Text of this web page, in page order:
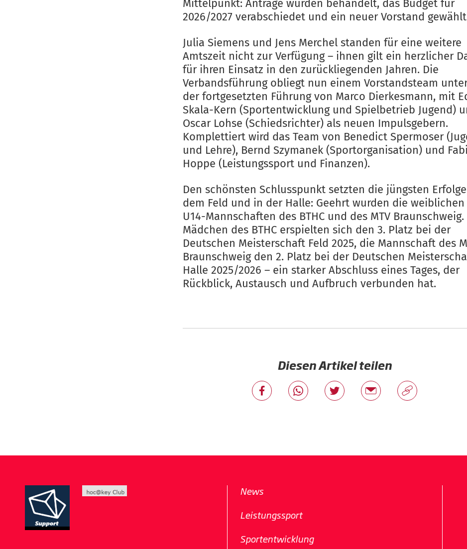
Mittelpunkt: Anträge wurden behandelt, das Budget für
2026/2027 verabschiedet und ein neuer Vorstand
Julia Siemens und Jens Merchel standen für eine weitere
Amtszeit nicht zur Verfügung – ihnen gilt ein herzlicher
für ihren Einsatz in den zurückliegenden Jahren. Die
Verbandsführung obliegt nun einem Vorstandsteam
der fortgesetzten Führung von Marco Dierkesmann, mit
Skala-Kern (Sportentwicklung und Spielbetrieb Jugend)
Oscar Lohse (Schiedsrichter) als neuen Impulsgebern.
Komplettiert wird das Team von Benedict Spermoser
und Lehre), Bernd Szymanek (Sportorganisation) und
Hoppe (Leistungssport und Finanzen).
Den schönsten Schlusspunkt setzten die jüngsten
dem Feld und in der Halle: Geehrt wurden die weiblichen
U14-Mannschaften des BTHC und des MTV Braunschweig.
Mädchen des BTHC erspielten sich den 3. Platz bei der
Deutschen Meisterschaft Feld 2025, die Mannschaft des
Braunschweig den 2. Platz bei der Deutschen
Halle 2025/2026 – ein starker Abschluss eines Tages, der
Rückblick, Austausch und Aufbruch verbunden hat.
Diesen Artikel teilen
News
Leistungssport
Sportentwicklung